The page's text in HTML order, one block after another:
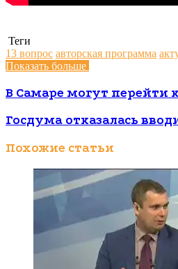
Теги
13 вопрос авторская программа
Показать больше
В Самаре могут перейти
Госдума отказалась
Похожие статьи